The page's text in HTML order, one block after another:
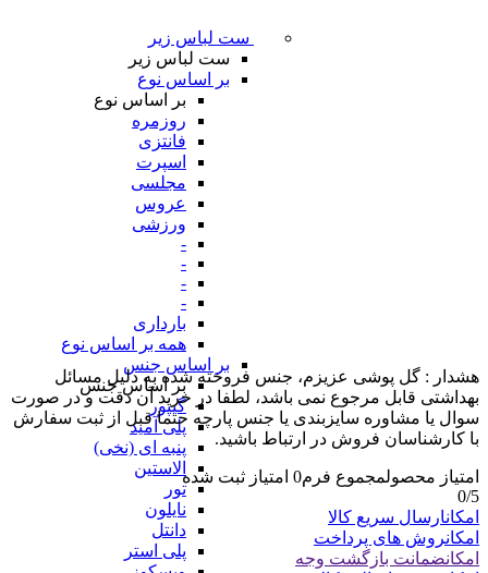
ست لباس زیر
ست لباس زیر
بر اساس نوع
بر اساس نوع
روزمره
فانتزی
اسپرت
مجلسی
عروس
ورزشی
-
-
-
-
بارداری
همه بر اساس نوع
بر اساس جنس
بر اساس جنس
گیپور
پلی آمید
پنبه ای (نخی)
الاستین
تور
نایلون
دانتل
پلی استر
هشدار : گل پوشی عزیزم، جنس فروخته شده به دلیل مسائل
بهداشتی قابل مرجوع نمی باشد، لطفا در خرید آن دقت و در صورت
سوال یا مشاوره سایزبندی یا جنس پارچه حتما قبل از ثبت سفارش
با کارشناسان فروش در ارتباط باشید.
امتیاز محصولمجموع فرم0 امتیاز ثبت شده
0/5
امکانارسال سریع کالا
امکانروش های پرداخت
امکانضمانت بازگشت وجه